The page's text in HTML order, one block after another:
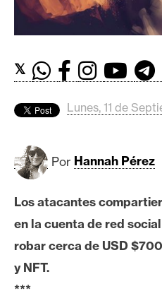
c
o
i
c
i
n
𝕏
Lunes, 11 de
Por Hannah Pérez
Los atacantes
en la cuenta de red
robar cerca de USD
y NFT.
***